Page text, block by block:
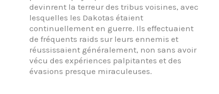
devinrent la terreur des tribus voisines, avec
lesquelles les Dakotas étaient
continuellement en guerre. Ils effectuaient
de fréquents raids sur leurs ennemis et
réussissaient généralement, non sans avoir
vécu des expériences palpitantes et des
évasions presque miraculeuses.